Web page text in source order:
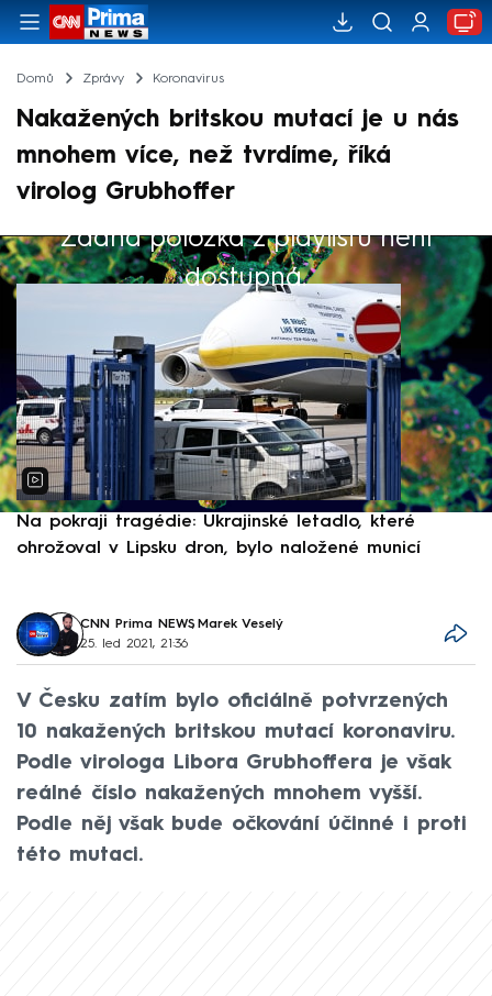
Domů Zprávy Koronavirus
Nakažených britskou mutací je u nás
mnohem více, než tvrdíme, říká
virolog Grubhoffer
Žádná položka z playlistu není
dostupná.
Výběr redakce
Na pokraji tragédie: Ukrajinské letadlo, které
ohrožoval v Lipsku dron, bylo naložené municí
CNN Prima NEWS, Marek Veselý
25. led 2021, 21:36
V Česku zatím bylo oficiálně potvrzených
10 nakažených britskou mutací koronaviru.
Podle virologa Libora Grubhoffera je však
reálné číslo nakažených mnohem vyšší.
Podle něj však bude očkování účinné i proti
této mutaci.